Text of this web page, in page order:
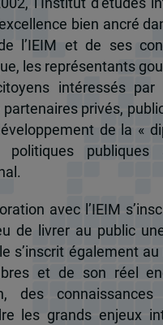
bien ancré
l’IEIM et de ses
les représentants
intéressés
partenaires privés,
de la «
politiques
avec l’IEIM
de livrer au public
s’inscrit également
et de son réel
des
les grands enjeux